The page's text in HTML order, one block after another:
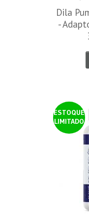
Dila
-
ESTOQUE
LIMITADO